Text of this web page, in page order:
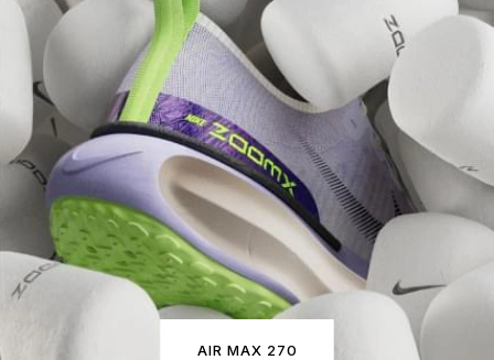
AIR MAX 270